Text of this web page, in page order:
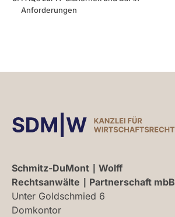
Anforderungen
Schmitz-DuMont ∣ Wolff
Rechtsanwälte ∣ Partnerschaft mbB
Unter Goldschmied 6
Domkontor